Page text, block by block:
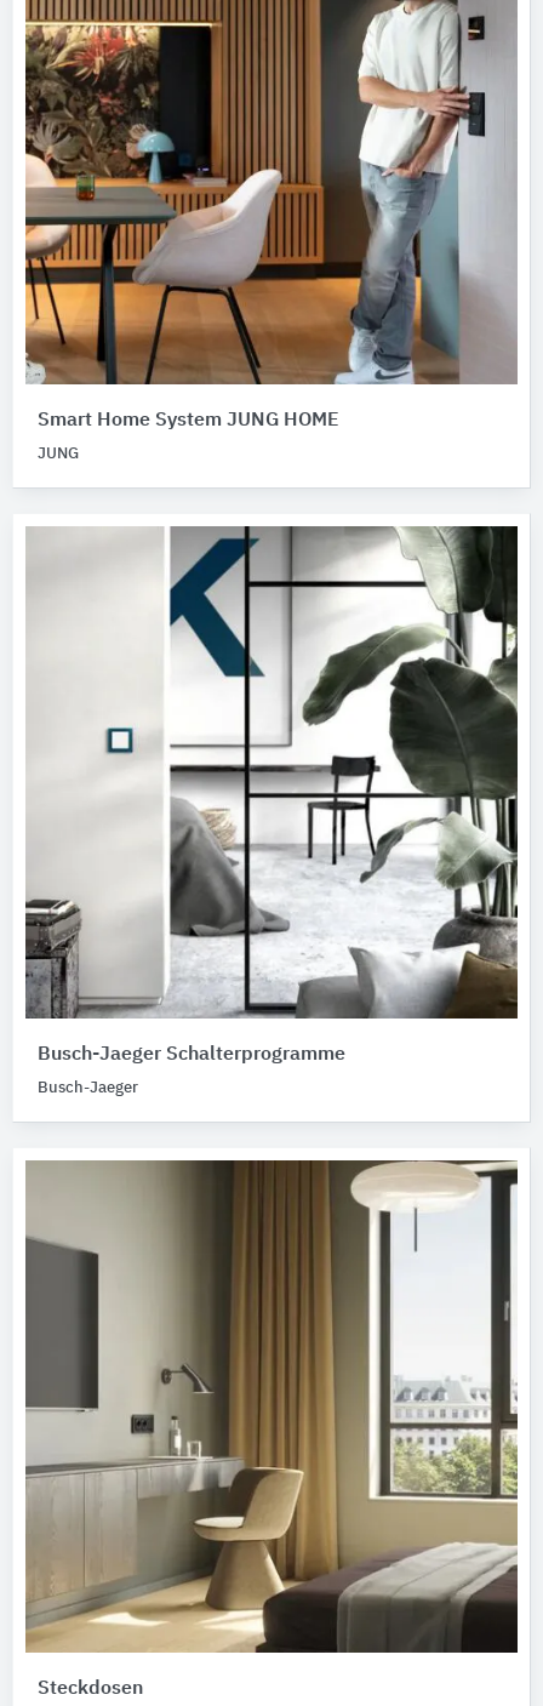
Smart Home System JUNG HOME
JUNG
Busch-Jaeger Schalterprogramme
Busch-Jaeger
Steckdosen